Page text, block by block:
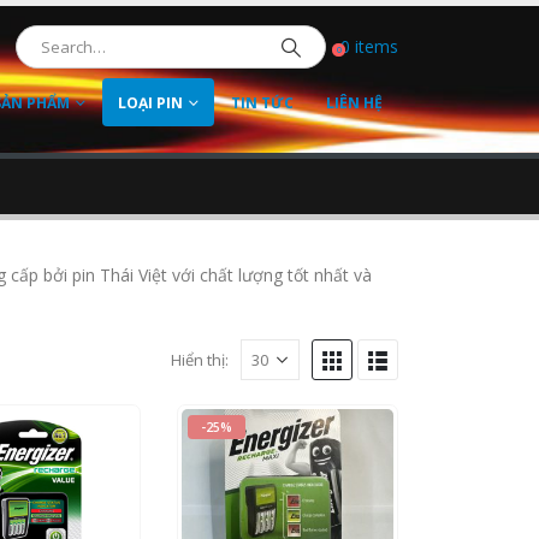
00 items
PHẨM LOẠI PIN TIN TỨC LIÊN HỆ
bởi pin Thái Việt với chất lượng tốt nhất và
Hiển thị:
5
-25%
out of 5
650.000₫